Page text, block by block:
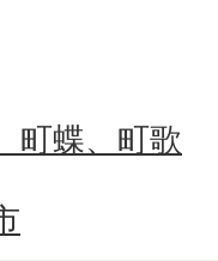
町蝶、町歌